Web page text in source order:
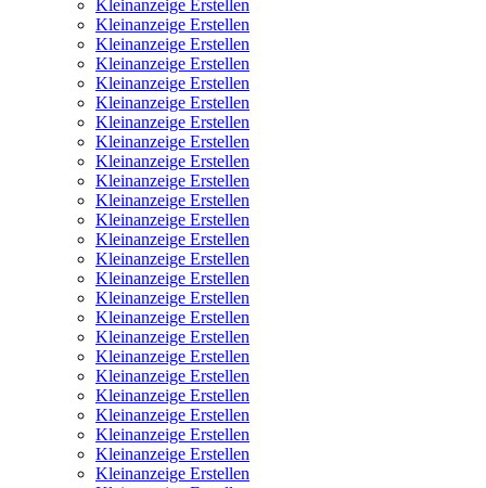
Kleinanzeige Erstellen
Kleinanzeige Erstellen
Kleinanzeige Erstellen
Kleinanzeige Erstellen
Kleinanzeige Erstellen
Kleinanzeige Erstellen
Kleinanzeige Erstellen
Kleinanzeige Erstellen
Kleinanzeige Erstellen
Kleinanzeige Erstellen
Kleinanzeige Erstellen
Kleinanzeige Erstellen
Kleinanzeige Erstellen
Kleinanzeige Erstellen
Kleinanzeige Erstellen
Kleinanzeige Erstellen
Kleinanzeige Erstellen
Kleinanzeige Erstellen
Kleinanzeige Erstellen
Kleinanzeige Erstellen
Kleinanzeige Erstellen
Kleinanzeige Erstellen
Kleinanzeige Erstellen
Kleinanzeige Erstellen
Kleinanzeige Erstellen